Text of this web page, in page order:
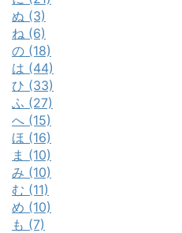
ぬ (3)
ね (6)
の (18)
は (44)
ひ (33)
ふ (27)
へ (15)
ほ (16)
ま (10)
み (10)
む (11)
め (10)
も (7)